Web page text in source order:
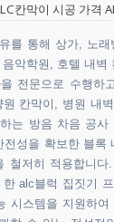
칸막이 시공 가격
를 통해 상가, 노
악학원, 호텔 내벽
을 전문으로 수행하
칸막이, 병원 내
는 방음 차음 공사
성을 확보한 블록
철저히 적용합니다
alc블럭 집짓기
시스템을 지원하여